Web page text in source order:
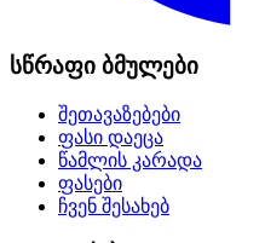
სწრაფი ბმულები
შეთავაზებები
ფასი დაეცა
წამლის კარადა
ფასები
ჩვენ შესახებ